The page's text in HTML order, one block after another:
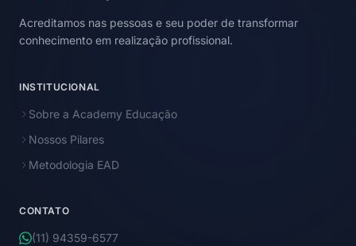
Acreditamos nas pessoas e seu poder de transformar
conhecimento em realização profissional.
INSTITUCIONAL
Sobre a Academy Educação
Nossos Pilares
Metodologia EAD
CONTATO
(11) 94359-6577